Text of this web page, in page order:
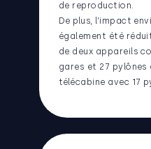
de reproduction.
De plus, l’impact
également été
de deux appareils
gares et 27 pylônes
télécabine avec 17